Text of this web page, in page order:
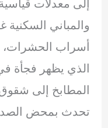
إلى معدلات
والمباني السكنية
أسراب الحشرات،
الذي يظهر فجأة
المطابخ إلى
تحدث بمحض